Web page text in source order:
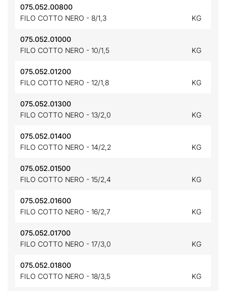
075.052.00800
FILO COTTO NERO - 8/1,3
KG
075.052.01000
FILO COTTO NERO - 10/1,5
KG
075.052.01200
FILO COTTO NERO - 12/1,8
KG
075.052.01300
FILO COTTO NERO - 13/2,0
KG
075.052.01400
FILO COTTO NERO - 14/2,2
KG
075.052.01500
FILO COTTO NERO - 15/2,4
KG
075.052.01600
FILO COTTO NERO - 16/2,7
KG
075.052.01700
FILO COTTO NERO - 17/3,0
KG
075.052.01800
FILO COTTO NERO - 18/3,5
KG